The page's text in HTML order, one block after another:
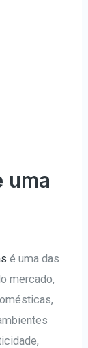
uma
é uma das
mercado,